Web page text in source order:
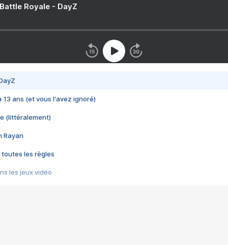
Royale - DayZ
13 ans (et vous l'avez ignoré)
(littéralement)
Rayan
toutes les règles
les jeux vidéo